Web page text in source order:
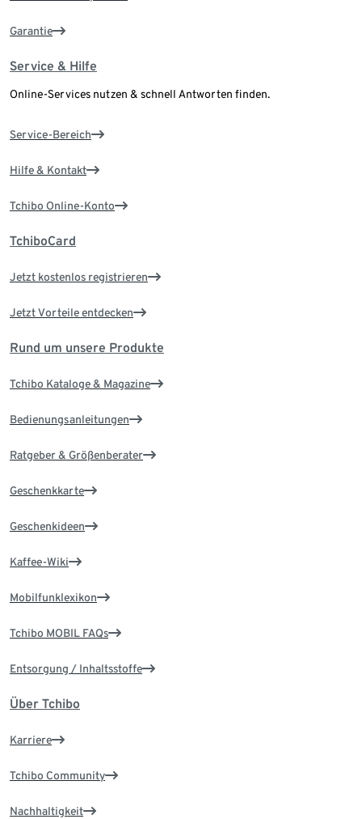
Garantie
Service & Hilfe
Online-Services nutzen & schnell Antworten finden.
Service-Bereich
Hilfe & Kontakt
Tchibo Online-Konto
TchiboCard
Jetzt kostenlos registrieren
Jetzt Vorteile entdecken
Rund um unsere Produkte
Tchibo Kataloge & Magazine
Bedienungsanleitungen
Ratgeber & Größenberater
Geschenkkarte
Geschenkideen
Kaffee-Wiki
Mobilfunklexikon
Tchibo MOBIL FAQs
Entsorgung / Inhaltsstoffe
Über Tchibo
Karriere
Tchibo Community
Nachhaltigkeit